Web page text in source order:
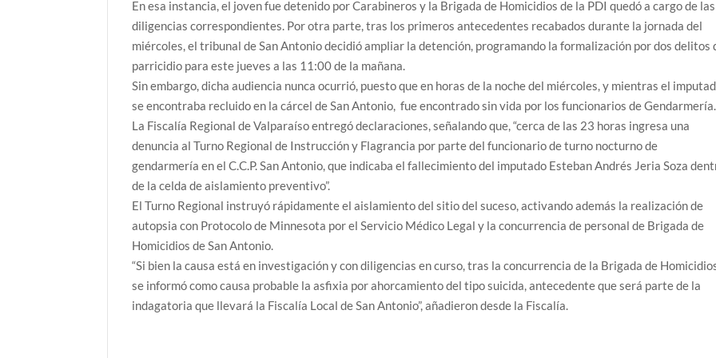
En esa instancia, el joven fue detenido por Carabineros y la Brigada de Homicidios de la PDI quedó a cargo de las
diligencias correspondientes. Por otra parte, tras los primeros antecedentes recabados durante la jornada del
miércoles, el tribunal de San Antonio decidió ampliar la detención, programando la formalización por dos delitos
parricidio para este jueves a las 11:00 de la mañana.
Sin embargo, dicha audiencia nunca ocurrió, puesto que en horas de la noche del miércoles, y mientras el
se encontraba recluido en la cárcel de San Antonio, fue encontrado sin vida por los funcionarios de Gendarmería.
La Fiscalía Regional de Valparaíso entregó declaraciones, señalando que, “cerca de las 23 horas ingresa una
denuncia al Turno Regional de Instrucción y Flagrancia por parte del funcionario de turno nocturno de
gendarmería en el C.C.P. San Antonio, que indicaba el fallecimiento del imputado Esteban Andrés Jeria Soza
de la celda de aislamiento preventivo”.
El Turno Regional instruyó rápidamente el aislamiento del sitio del suceso, activando además la realización de
autopsia con Protocolo de Minnesota por el Servicio Médico Legal y la concurrencia de personal de Brigada de
Homicidios de San Antonio.
“Si bien la causa está en investigación y con diligencias en curso, tras la concurrencia de la Brigada de
se informó como causa probable la asfixia por ahorcamiento del tipo suicida, antecedente que será parte de la
indagatoria que llevará la Fiscalía Local de San Antonio”, añadieron desde la Fiscalía.